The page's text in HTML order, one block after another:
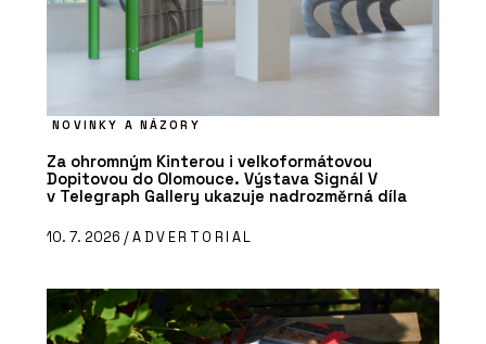
NOVINKY A NÁZORY
Za ohromným Kinterou i velkoformátovou
Dopitovou do Olomouce. Výstava Signál V
v Telegraph Gallery ukazuje nadrozměrná díla
10. 7. 2026 /ADVERTORIAL